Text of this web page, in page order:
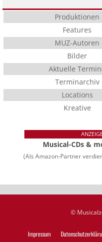
Produktionen
Features
MUZ-Autoren
Bilder
Aktuelle
Terminarchiv
Locations
Kreative
Musical-CDs &
(Als Amazon-Partner
©
Impressum